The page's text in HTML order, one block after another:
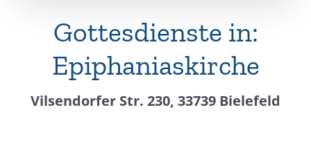
Gottesdienste in:
Epiphaniaskirche
Vilsendorfer Str. 230, 33739 Bielefeld